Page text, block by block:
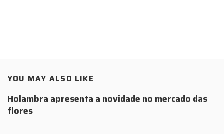
YOU MAY ALSO LIKE
Holambra apresenta a novidade no mercado das
flores